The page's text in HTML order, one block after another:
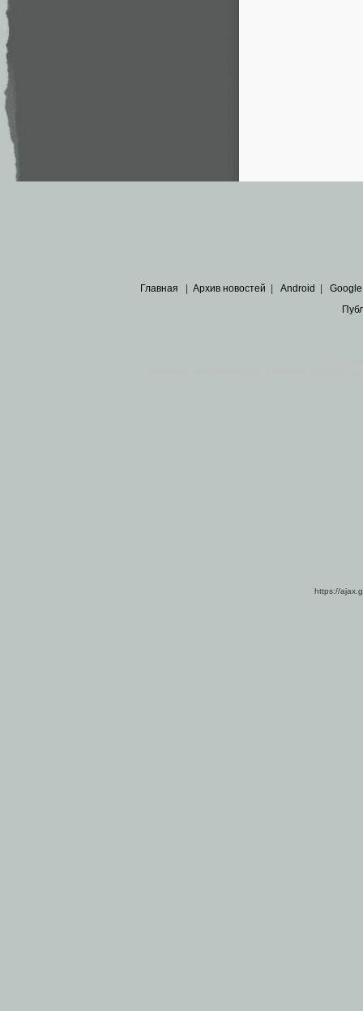
Главная Архив новостей Android Google
https://